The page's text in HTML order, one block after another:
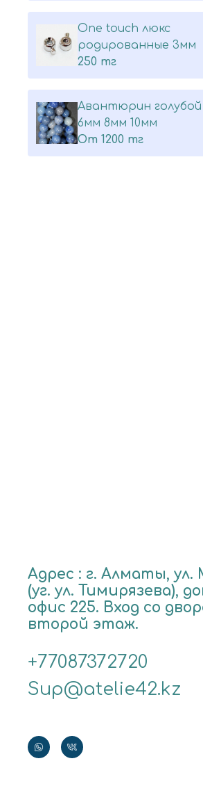
One touch люкс
родированные 3мм
250 тг
Авантюрин голубой
6мм 8мм 10мм
От 1200 тг
Адрес : г. Алматы, ул.
(уг. ул. Тимирязева),
офис 225. Вход со
второй этаж.
+77087372720
Sup@atelie42.kz